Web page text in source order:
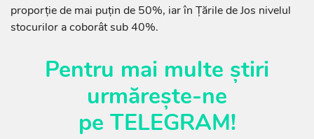
proporție de mai puțin de 50%, iar în Țările de Jos nivelul
stocurilor a coborât sub 40%.
Pentru mai multe știri
urmărește-ne
pe TELEGRAM!